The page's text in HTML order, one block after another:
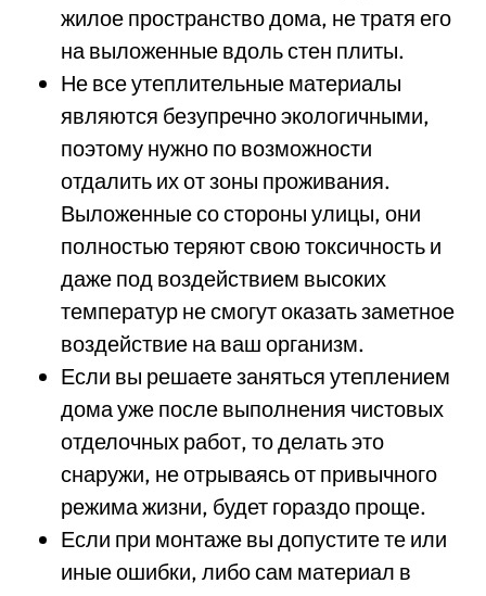
жилое пространство дома, не тратя его
на выложенные вдоль стен плиты.
Не все утеплительные материалы
являются безупречно экологичными,
поэтому нужно по возможности
отдалить их от зоны проживания.
Выложенные со стороны улицы, они
полностью теряют свою токсичность и
даже под воздействием высоких
температур не смогут оказать заметное
воздействие на ваш организм.
Если вы решаете заняться утеплением
дома уже после выполнения чистовых
отделочных работ, то делать это
снаружи, не отрываясь от привычного
режима жизни, будет гораздо проще.
Если при монтаже вы допустите те или
иные ошибки, либо сам материал в